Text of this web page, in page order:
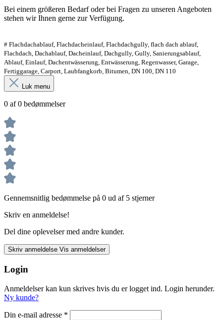
Bei einem größeren Bedarf oder bei Fragen zu unseren Angeboten
stehen wir Ihnen gerne zur Verfügung.
# Flachdachablauf, Flachdacheinlauf, Flachdachgully, flach dach ablauf,
Flachdach, Dachablauf, Dacheinlauf, Dachgully, Gully, Sanierungsablauf,
Ablauf, Einlauf, Dachentwässerung, Entwässerung, Regenwasser, Garage,
Fertiggarage, Carport, Laubfangkorb, Bitumen, DN 100, DN 110
Luk menu
0 af 0 bedømmelser
Gennemsnitlig bedømmelse på 0 ud af 5 stjerner
Skriv en anmeldelse!
Del dine oplevelser med andre kunder.
Skriv anmeldelse Vis anmeldelser
Login
Anmeldelser kan kun skrives hvis du er logget ind. Login herunder.
Ny kunde?
Din e-mail adresse *